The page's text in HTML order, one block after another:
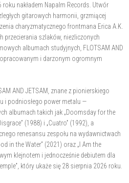
nakładem Napalm Records. Utwór
gitarowych harmonii, grzmiącej
charyzmatycznego frontmana Erica A.K.
przecierania szlaków, niezliczonych
albumach studyjnych, FLOTSAM AND
i darzonym ogromnym
AND JETSAM, znane z pionierskiego
i podniosłego power metalu —
albumach takich jak „Doomsday for the
(1988) i „Cuatro” (1992), a
renesansu zespołu na wydawnictwach
in the Water” (2021) oraz „I Am the
klejnotem i jednocześnie debiutem dla
który ukaże się 28 sierpnia 2026 roku.